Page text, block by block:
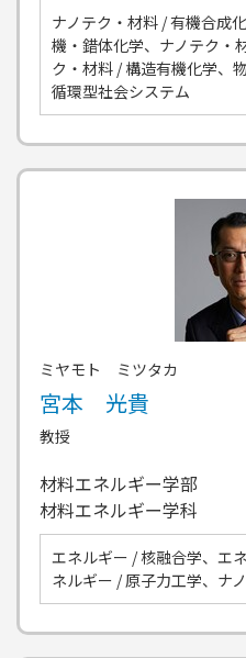
ナノテク・材料 / 有機合成
機・錯体化学、ナノテク・
ク・材料 / 構造有機化学、
循環型社会システム
ミヤモト ミツタカ
宮本 光貴
教授
材料エネルギー学部
材料エネルギー学科
エネルギー / 核融合学、エ
ネルギー / 原子力工学、ナ